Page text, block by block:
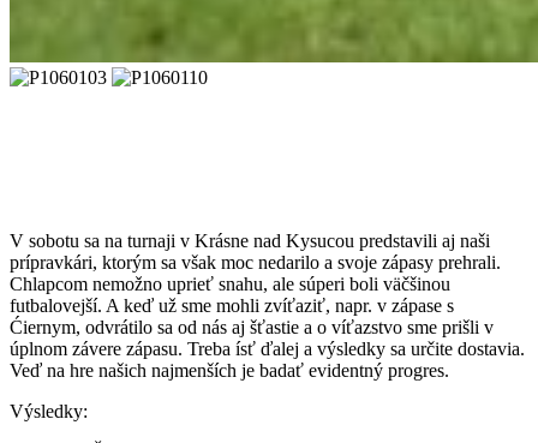
V sobotu sa na turnaji v Krásne nad Kysucou predstavili aj naši
prípravkári, ktorým sa však moc nedarilo a svoje zápasy prehrali.
Chlapcom nemožno uprieť snahu, ale súperi boli väčšinou
futbalovejší. A keď už sme mohli zvíťaziť, napr. v zápase s
Ćiernym, odvrátilo sa od nás aj šťastie a o víťazstvo sme prišli v
úplnom závere zápasu. Treba ísť ďalej a výsledky sa určite dostavia.
Veď na hre našich najmenších je badať evidentný progres.
Výsledky: